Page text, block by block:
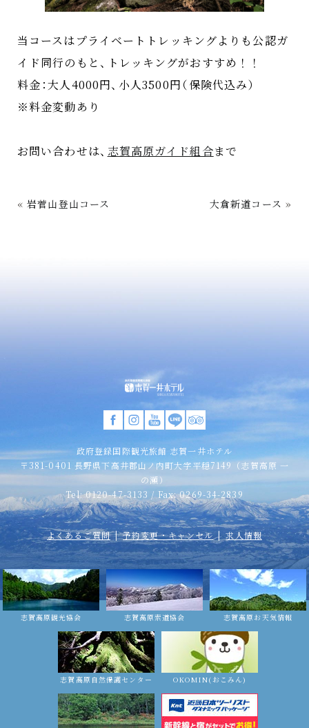
当コースはプライベートトレッキングよりも公認ガ
イド同行のもと、トレッキングがおすすめ！！
料金：大人4000円、小人3500円（保険代込み）
※料金変動あり
お問い合わせは、志賀高原ガイド組合まで
«岩菅山登山コース 大倉新道コース »
政府登録国際観光旅館 志賀一井ホテル
〒381-0401 長野県下高井郡山ノ内町大字平穏7149（志賀高原 一
の瀬）
Tel: 0120-47-3133 / Fax: 0269-34-2839
よくあるご質問 予約変更・キャンセル 求人情報
志賀高原観光協会 志賀高原索道協会 志賀高原お天気情報
志賀高原自然保護センター OKOMIN(おこみん)